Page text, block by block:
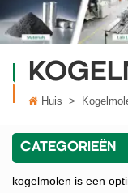
Huis >
CATEGORIEËN
kogelmolen is een